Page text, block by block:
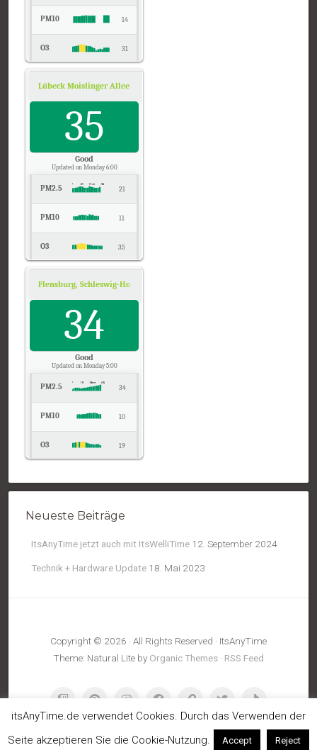
PM10 14
O3 31
Lübeck Moislinger Allee, Schleswig-Holstein
35
Good
Updated on Monday 6:00
PM2.5 21
PM10 11
O3 35
Pressure
Flensburg, Schleswig-Holstein
34
Good
Updated on Monday 5:00
PM2.5 34
PM10 10
O3 19
Neueste Beiträge
ItsAnyTime jetzt auch mit ItsWelliTime 12. September 2024
Technik + Hardware Update 18. Mai 2023
Copyright © 2026 · All Rights Reserved · ItsAnyTime
Theme: Natural Lite by Organic Themes · RSS Feed
itsAnyTime.de verwendet Cookies. Durch das Verwenden der
Seite akzeptieren Sie die Cookie-Nutzung.
Accept Reject